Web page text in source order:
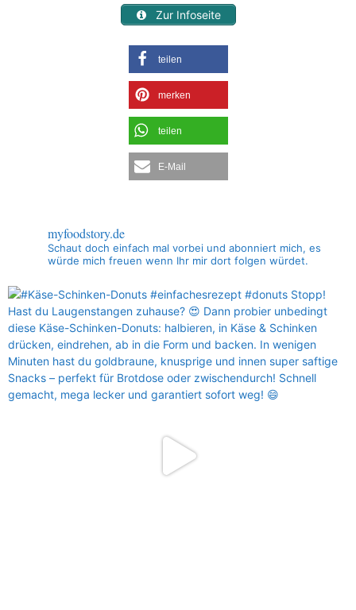
Zur Infoseite
teilen
merken
teilen
E-Mail
myfoodstory.de
Schaut doch einfach mal vorbei und abonniert mich, es
würde mich freuen wenn Ihr mir dort folgen würdet.